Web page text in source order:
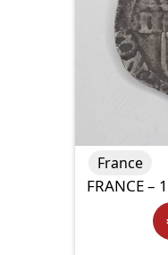
FRANCE
France